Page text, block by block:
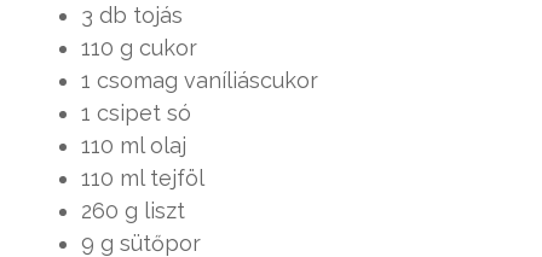
3 db tojás
110 g cukor
1 csomag vaníliáscukor
1 csipet só
110 ml olaj
110 ml tejföl
260 g liszt
9 g sütőpor